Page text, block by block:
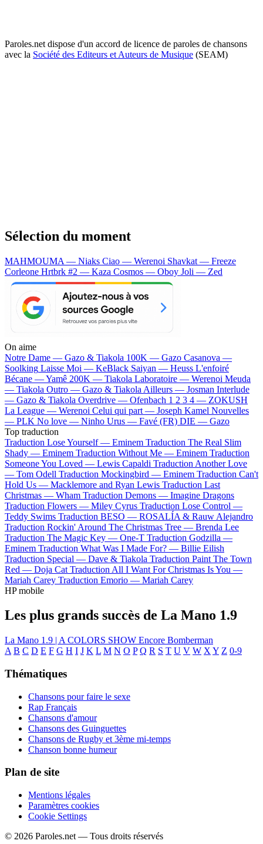
Paroles.net dispose d'un accord de licence de paroles de chansons
avec la Société des Editeurs et Auteurs de Musique (SEAM)
Sélection du moment
MAHMOUMA — Niaks Ciao — Werenoi Shavkat — Freeze
Corleone Hrtbrk #2 — Kaza Cosmos — Oboy Joli — Zed
On aime
Notre Dame — Gazo & Tiakola 100K — Gazo Casanova —
Soolking Laisse Moi — KeBlack Saiyan — Heuss L'enfoiré
Bécane —Yamê 200K — Tiakola Laboratoire — Werenoi Meuda
— Tiakola Outro — Gazo & Tiakola Ailleurs — Josman Interlude
— Gazo & Tiakola Overdrive — Ofenbach 1 2 3 4 — ZOKUSH
La League — Werenoi Celui qui part — Joseph Kamel Nouvelles
— PLK No love — Ninho Urus — Favé (FR) DIE — Gazo
Top traduction
Traduction Lose Yourself — Eminem Traduction The Real Slim
Shady — Eminem Traduction Without Me — Eminem Traduction
Someone You Loved — Lewis Capaldi Traduction Another Love
— Tom Odell Traduction Mockingbird — Eminem Traduction Can't
Hold Us — Macklemore and Ryan Lewis Traduction Last
Christmas — Wham Traduction Demons — Imagine Dragons
Traduction Flowers — Miley Cyrus Traduction Lose Control —
Teddy Swims Traduction BESO — ROSALÍA & Rauw Alejandro
Traduction Rockin' Around The Christmas Tree — Brenda Lee
Traduction The Magic Key — One-T Traduction Godzilla —
Eminem Traduction What Was I Made For? — Billie Eilish
Traduction Special — Dave & Tiakola Traduction Paint The Town
Red — Doja Cat Traduction All I Want For Christmas Is You —
Mariah Carey Traduction Emorio — Mariah Carey
HP mobile
Les plus grands succès de La Mano 1.9
La Mano 1.9 | A COLORS SHOW Encore Bomberman
A B C D E F G H I J K L M N O P Q R S T U V W X Y Z 0-9
Thématiques
Chansons pour faire le sexe
Rap Français
Chansons d'amour
Chansons des Guinguettes
Chansons de Rugby et 3ème mi-temps
Chanson bonne humeur
Plan de site
Mentions légales
Paramètres cookies
Cookie Settings
© 2026 Paroles.net — Tous droits réservés